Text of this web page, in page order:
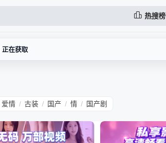
热搜榜
正在获取
爱情 / 古装 / 国产 / 情 / 国产剧